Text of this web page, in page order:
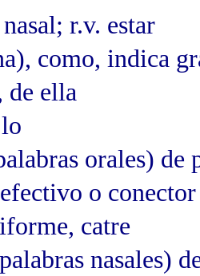
r.v. estar
como, indica
de ella
orales) de
o conector
catre
nasales)